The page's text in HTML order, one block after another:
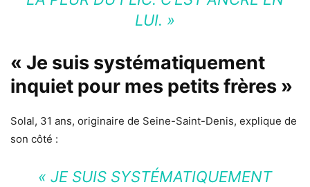
LUI. »
« Je suis systématiquement
inquiet pour mes petits frères »
Solal, 31 ans, originaire de Seine-Saint-Denis, explique de
son côté :
« JE SUIS SYSTÉMATIQUEMENT